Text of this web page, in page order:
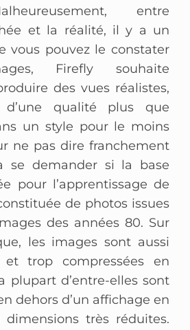
entre
et la réalité, il y a un
vous pouvez le constater
Firefly souhaite
des vues réalistes,
qualité plus que
un style pour le moins
ne pas dire franchement
se demander si la base
pour l’apprentissage de
de photos issues
des années 80. Sur
les images sont aussi
et trop compressées en
plupart d’entre-elles sont
dehors d’un affichage en
très réduites.